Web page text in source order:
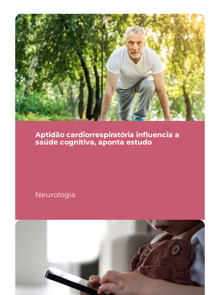
Aptidão cardiorrespiratória influencia a
saúde cognitiva, aponta estudo
Neurologia